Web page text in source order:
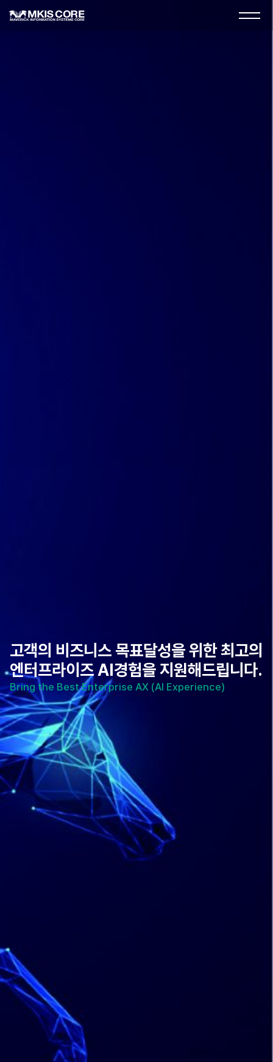
고객의 비 즈니 스 목표달성을위한최 고의
엔터프라이 즈AI경험을지 원해드립니 다.
Bring the Best Enterprise AX (AI Experience)